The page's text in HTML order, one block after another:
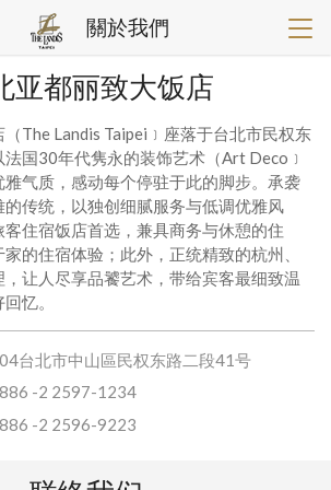
關於我們
亚都丽致大饭店
The Landis Taipei﹞座落于台北市民权东
国30年代隽永的装饰艺术（Art Deco﹞
气质，感动每个停驻于此的脚步。承袭
传统，以独创细腻服务与低调优雅风
住宿饭店首选，兼具商务与休憩的住
的住宿体验；此外，正统精致的杭州、
让人尽享品饕艺术，带给宾客最细致温
忆。
台北市中山區民权东路二段41号
-2 2597-1234
-2 2596-9223